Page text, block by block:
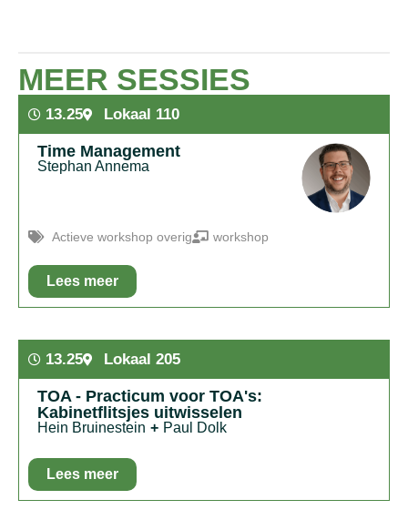
MEER SESSIES
13.25 Lokaal 110
Time Management
Stephan Annema
Actieve workshop overig workshop
Lees meer
omgaan met je tijd, energie, en je werk.
13.25 Lokaal 205
TOA - Practicum voor TOA's:
Kabinetflitsjes uitwisselen
Hein Bruinestein + Paul Dolk
Lees meer